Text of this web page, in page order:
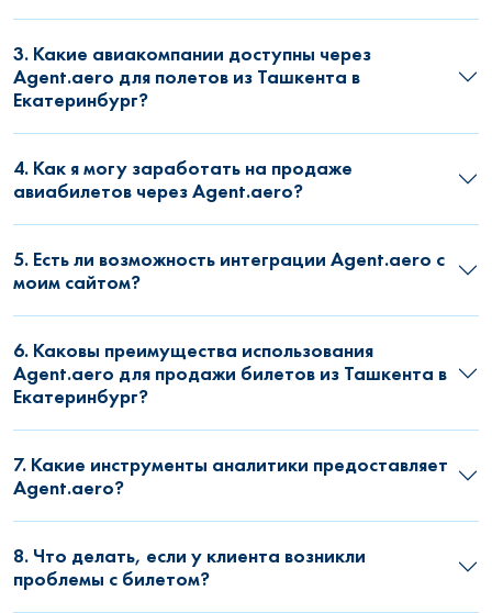
3. Какие авиакомпании доступны через
Agent.aero для полетов из Ташкента в
Екатеринбург?
4. Как я могу заработать на продаже
авиабилетов через Agent.aero?
5. Есть ли возможность интеграции Agent.aero с
моим сайтом?
6. Каковы преимущества использования
Agent.aero для продажи билетов из Ташкента в
Екатеринбург?
7. Какие инструменты аналитики предоставляет
Agent.aero?
8. Что делать, если у клиента возникли
проблемы с билетом?